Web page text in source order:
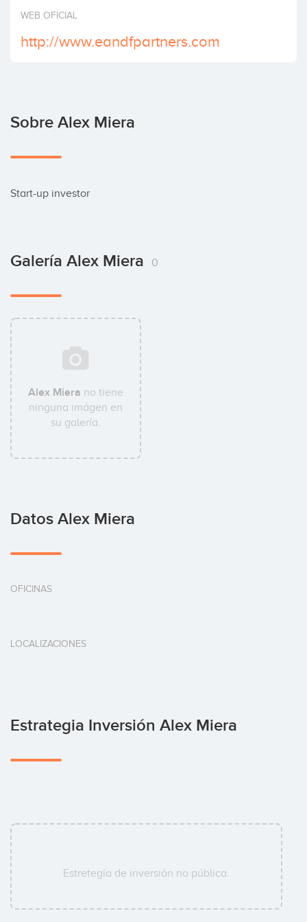
Invertir
WEB OFICIAL
http://www.eandfpartners.com
Sobre Alex Miera
Start-up investor
Galería Alex Miera 0
Alex Miera no tiene
ninguna imágen en
su galería.
Datos Alex Miera
OFICINAS
LOCALIZACIONES
Estrategia Inversión Alex Miera
Estretegía de inversión no pública.